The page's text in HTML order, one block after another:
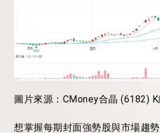
圖片來源：CMoney合晶 (6182) K
想掌握每期封面強勢股與市場趨勢